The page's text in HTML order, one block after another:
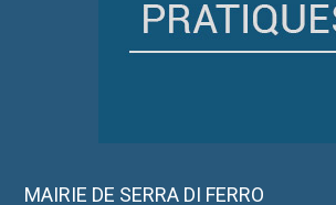
MAIRIE DE SERRA DI FERRO